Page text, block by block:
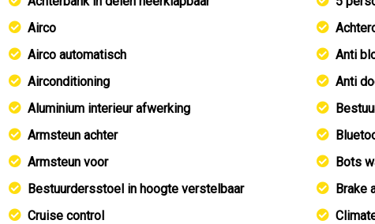
Airco
Airco automatisch
Airconditioning
Aluminium interieur afwerking
Armsteun achter
Armsteun voor
Bestuurdersstoel in hoogte verstelbaar
Cruise control
Anti
Anti
Bots
Brake